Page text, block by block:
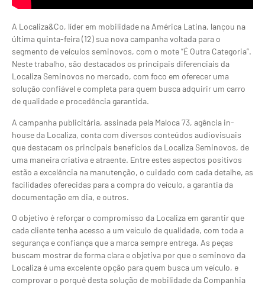
A Localiza&Co, líder em mobilidade na América Latina, lançou na
última quinta-feira (12) sua nova campanha voltada para o
segmento de veículos seminovos, com o mote “É Outra Categoria”.
Neste trabalho, são destacados os principais diferenciais da
Localiza Seminovos no mercado, com foco em oferecer uma
solução confiável e completa para quem busca adquirir um carro
de qualidade e procedência garantida.
A campanha publicitária, assinada pela Maloca 73, agência in-
house da Localiza, conta com diversos conteúdos audiovisuais
que destacam os principais benefícios da Localiza Seminovos, de
uma maneira criativa e atraente. Entre estes aspectos positivos
estão a excelência na manutenção, o cuidado com cada detalhe, as
facilidades oferecidas para a compra do veículo, a garantia da
documentação em dia, e outros.
O objetivo é reforçar o compromisso da Localiza em garantir que
cada cliente tenha acesso a um veículo de qualidade, com toda a
segurança e confiança que a marca sempre entrega. As peças
buscam mostrar de forma clara e objetiva por que o seminovo da
Localiza é uma excelente opção para quem busca um veículo, e
comprovar o porquê desta solução de mobilidade da Companhia